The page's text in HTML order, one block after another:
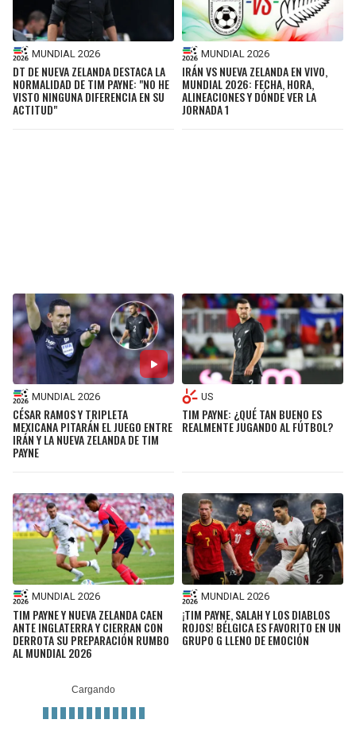
MUNDIAL 2026
DT DE NUEVA ZELANDA DESTACA LA
NORMALIDAD DE TIM PAYNE: "NO HE
VISTO NINGUNA DIFERENCIA EN SU
ACTITUD"
MUNDIAL 2026
IRÁN VS NUEVA ZELANDA EN VIVO,
MUNDIAL 2026: FECHA, HORA,
ALINEACIONES Y DÓNDE VER LA
JORNADA 1
MUNDIAL 2026
CÉSAR RAMOS Y TRIPLETA
MEXICANA PITARÁN EL JUEGO ENTRE
IRÁN Y LA NUEVA ZELANDA DE TIM
PAYNE
US
TIM PAYNE: ¿QUÉ TAN BUENO ES
REALMENTE JUGANDO AL FÚTBOL?
MUNDIAL 2026
TIM PAYNE Y NUEVA ZELANDA CAEN
ANTE INGLATERRA Y CIERRAN CON
DERROTA SU PREPARACIÓN RUMBO
AL MUNDIAL 2026
MUNDIAL 2026
¡TIM PAYNE, SALAH Y LOS DIABLOS
ROJOS! BÉLGICA ES FAVORITO EN UN
GRUPO G LLENO DE EMOCIÓN